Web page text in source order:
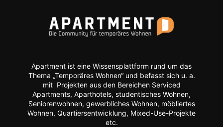
Apartment ist eine Wissensplattform rund um das
Thema „Temporäres Wohnen“ und befasst sich u. a.
mit Projekten aus den Bereichen Serviced
Apartments, Aparthotels, studentisches Wohnen,
Seniorenwohnen, gewerbliches Wohnen, möbliertes
Wohnen, Quartiersentwicklung, Mixed-Use-Projekte
etc.